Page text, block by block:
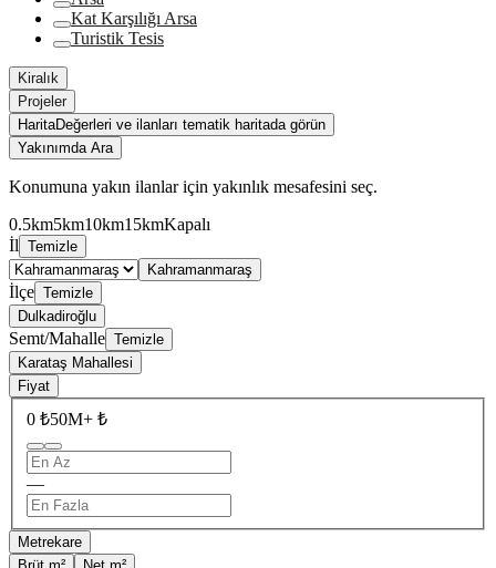
Kat Karşılığı Arsa
Turistik Tesis
Kiralık
Projeler
HaritaDeğerleri ve ilanları tematik haritada görün
Yakınımda Ara
Konumuna yakın ilanlar için yakınlık mesafesini seç.
0.5km5km10km15kmKapalı
İl Temizle
Kahramanmaraş
İlçe Temizle
Dulkadiroğlu
Semt/Mahalle Temizle
Karataş Mahallesi
Fiyat
0 ₺50M+ ₺
—
Metrekare